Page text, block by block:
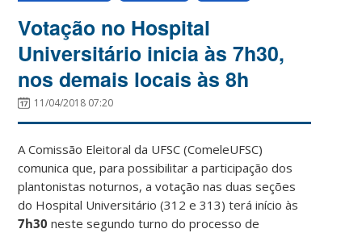
Votação no Hospital
Universitário inicia às 7h30,
nos demais locais às 8h
11/04/2018 07:20
A Comissão Eleitoral da UFSC (ComeleUFSC)
comunica que, para possibilitar a participação dos
plantonistas noturnos, a votação nas duas seções
do Hospital Universitário (312 e 313) terá início às
7h30 neste segundo turno do processo de